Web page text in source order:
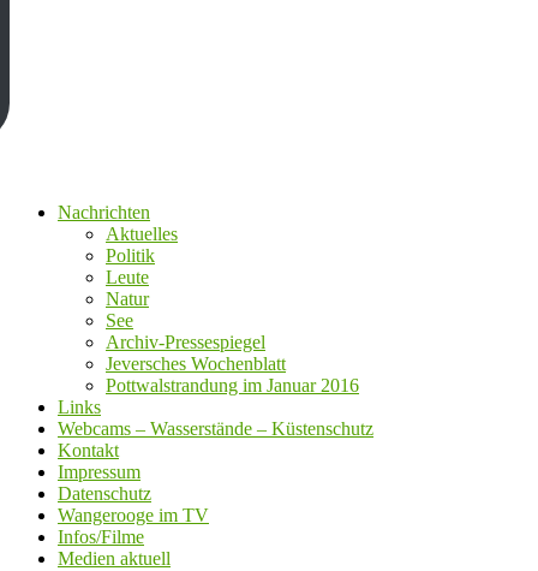
Nachrichten
Aktuelles
Politik
Leute
Natur
See
Archiv-Pressespiegel
Jeversches Wochenblatt
Pottwalstrandung im Januar 2016
Links
Webcams – Wasserstände – Küstenschutz
Kontakt
Impressum
Datenschutz
Wangerooge im TV
Infos/Filme
Medien aktuell